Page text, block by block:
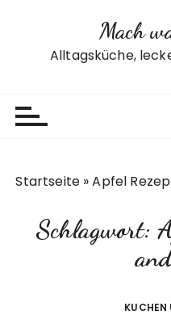
Mach
Alltagsküche,
Startseite »Apfel
Schlagwort:
KUCHEN